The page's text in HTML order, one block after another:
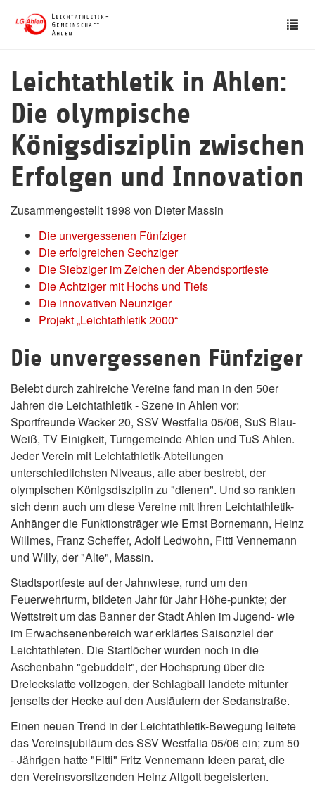
Leichtathletik in Ahlen:
Die olympische
Königsdisziplin zwischen
Erfolgen und Innovation
Zusammengestellt 1998 von Dieter Massin
Die unvergessenen Fünfziger
Die erfolgreichen Sechziger
Die Siebziger im Zeichen der Abendsportfeste
Die Achtziger mit Hochs und Tiefs
Die innovativen Neunziger
Projekt „Leichtathletik 2000“
Die unvergessenen Fünfziger
Belebt durch zahlreiche Vereine fand man in den 50er
Jahren die Leichtathletik - Szene in Ahlen vor:
Sportfreunde Wacker 20, SSV Westfalia 05/06, SuS Blau-
Weiß, TV Einigkeit, Turngemeinde Ahlen und TuS Ahlen.
Jeder Verein mit Leichtathletik-Abteilungen
unterschiedlichsten Niveaus, alle aber bestrebt, der
olympischen Königsdisziplin zu "dienen". Und so rankten
sich denn auch um diese Vereine mit ihren Leichtathletik-
Anhänger die Funktionsträger wie Ernst Bornemann, Heinz
Willmes, Franz Scheffer, Adolf Ledwohn, Fitti Vennemann
und Willy, der "Alte", Massin.
Stadtsportfeste auf der Jahnwiese, rund um den
Feuerwehrturm, bildeten Jahr für Jahr Höhe-punkte; der
Wettstreit um das Banner der Stadt Ahlen im Jugend- wie
im Erwachsenenbereich war erklärtes Saisonziel der
Leichtathleten. Die Startlöcher wurden noch in die
Aschenbahn "gebuddelt", der Hochsprung über die
Dreieckslatte vollzogen, der Schlagball landete mitunter
jenseits der Hecke auf den Ausläufern der Sedanstraße.
Einen neuen Trend in der Leichtathletik-Bewegung leitete
das Vereinsjubiläum des SSV Westfalia 05/06 ein; zum 50
- Jährigen hatte "Fitti" Fritz Vennemann Ideen parat, die
den Vereinsvorsitzenden Heinz Altgott begeisterten.